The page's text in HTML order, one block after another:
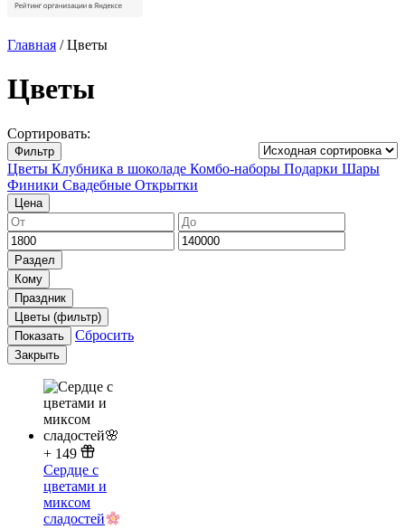
Главная / Цветы
Цветы
Сортировать:
Фильтр
Цветы Клубника в шоколаде Комбо-наборы Подарки Шары
Финики Свадебные Открытки
Цена
Минимальная
цена
Максимальная
цена
Раздел
Кому
Праздник
Цветы (фильтр)
Показать
Сбросить
Закрыть
+ 149
Сердце с
цветами и
миксом
сладостей